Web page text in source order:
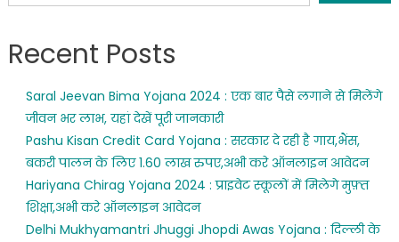
Recent Posts
Saral Jeevan Bima Yojana 2024 : एक बार पैसे लगाने से मिलेंगे
जीवन भर लाभ, यहां देखें पूरी जानकारी
Pashu Kisan Credit Card Yojana : सरकार दे रही है गाय,भैंस,
बकरी पालन के लिए 1.60 लाख रुपए,अभी करे ऑनलाइन आवेदन
Hariyana Chirag Yojana 2024 : प्राइवेट स्कूलों में मिलेगे मुफ़्त
शिक्षा,अभी करे ऑनलाइन आवेदन
Delhi Mukhyamantri Jhuggi Jhopdi Awas Yojana : दिल्ली के